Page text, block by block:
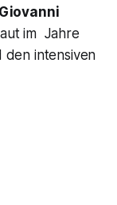
Giovanni
im Jahre
den intensiven